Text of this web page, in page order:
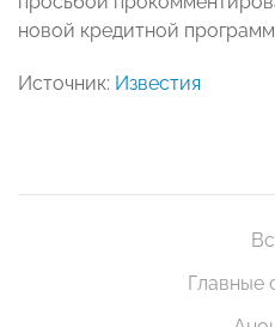
новой кредитной
Источник: Известия
Главные